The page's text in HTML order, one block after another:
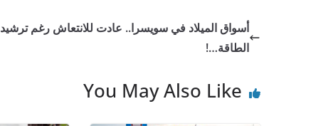
e
b
o
er
l
s
p
e
أسواق الميلاد في سويسرا.. عادت للانتعاش رغم ترشيد
الطاقة…!
You May Also Like